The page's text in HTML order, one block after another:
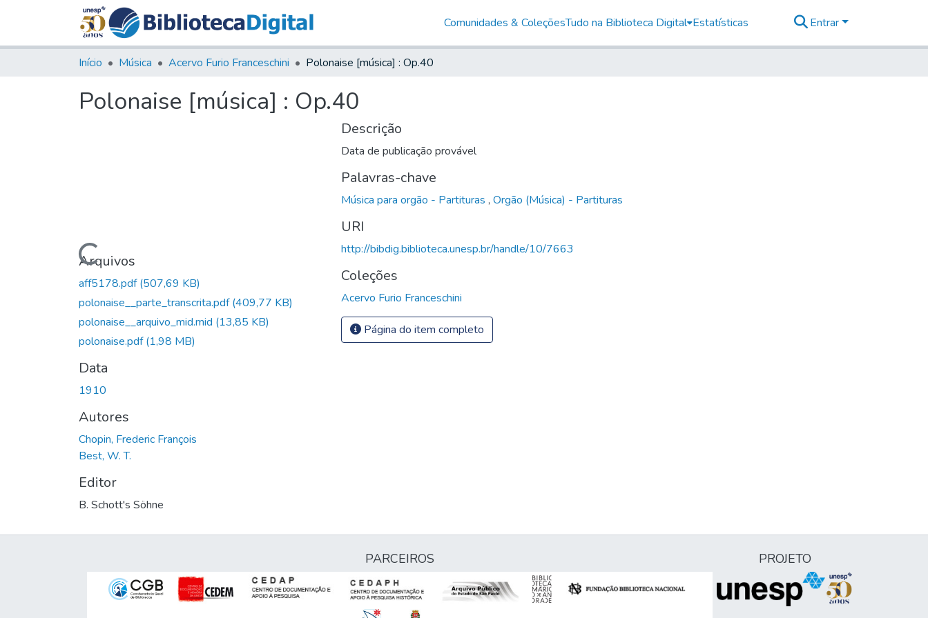
Comunidades & ColeçõesTudo na Biblioteca Digital Estatísticas Entrar
Início Música Acervo Furio Franceschini Polonaise [música] : Op.40
Polonaise [música] : Op.40
Carregando...
Arquivos
aff5178.pdf(507,69 KB)
polonaise__parte_transcrita.pdf(409,77 KB)
polonaise__arquivo_mid.mid (13,85 KB)
polonaise.pdf(1,98 MB)
Data
1910
Autores
Chopin, Frederic François
Best, W. T.
Editor
B. Schott's Söhne
Descrição
Data de publicação provável
Palavras-chave
Música para orgão - Partituras , Orgão (Música) - Partituras
URI
http://bibdig.biblioteca.unesp.br/handle/10/7663
Coleções
Acervo Furio Franceschini
Página do item completo
PARCEIROS PROJETO